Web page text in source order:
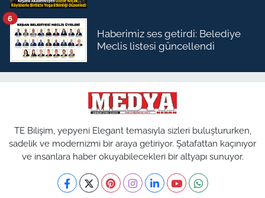
Haberimiz ses getirdi: Belediye
Meclis listesi güncellendi
6
TE Bilişim, yepyeni Elegant temasıyla sizleri buluştururken,
sadelik ve modernizmi bir araya getiriyor. Şatafattan kaçınıyor
ve insanlara haber okuyabilecekleri bir altyapı sunuyor.